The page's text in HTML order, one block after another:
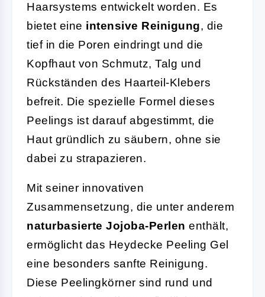
Haarsystems entwickelt worden. Es
bietet eine intensive Reinigung, die
tief in die Poren eindringt und die
Kopfhaut von Schmutz, Talg und
Rückständen des Haarteil-Klebers
befreit. Die spezielle Formel dieses
Peelings ist darauf abgestimmt, die
Haut gründlich zu säubern, ohne sie
dabei zu strapazieren.
Mit seiner innovativen
Zusammensetzung, die unter anderem
naturbasierte Jojoba-Perlen enthält,
ermöglicht das Heydecke Peeling Gel
eine besonders sanfte Reinigung.
Diese Peelingkörner sind rund und